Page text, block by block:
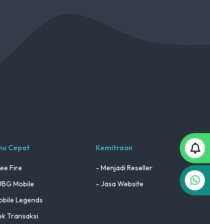
Cepat
Fire
Mobile
Legends
Transaksi
Kemitraan
- Menjadi Reseller
- Jasa Website